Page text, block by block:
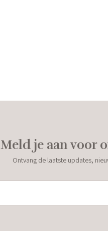
Meld je aan voor
Ontvang de laatste updates,